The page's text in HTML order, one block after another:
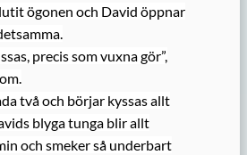
ögonen och David öppnar
precis som vuxna gör”,
två och börjar kyssas allt
blyga tunga blir allt
och smeker så underbart